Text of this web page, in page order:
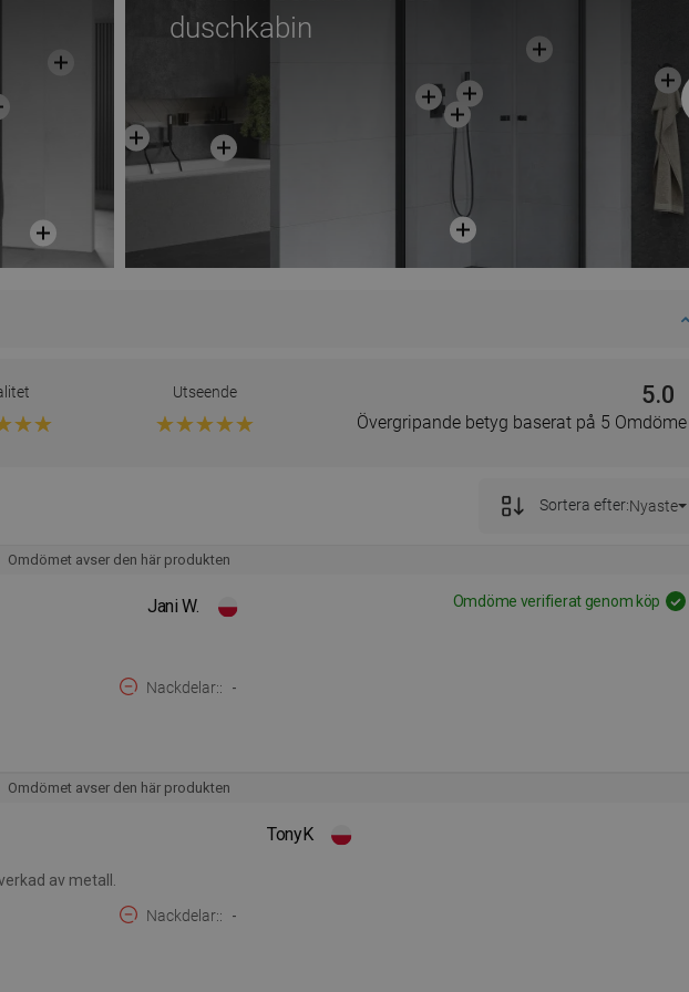
duschkabin
Utseende 5.0
Övergripande betyg baserat på 5 Omdöme
Sortera efter:Nyaste
Omdömet avser den här produkten
Jani W. Omdöme verifierat genom köp
Nackdelar: -
Omdömet avser den här produkten
TonyK
av metall.
Nackdelar: -
FINNISH
PORTUGUESE
CROATIAN
SLOVENIAN